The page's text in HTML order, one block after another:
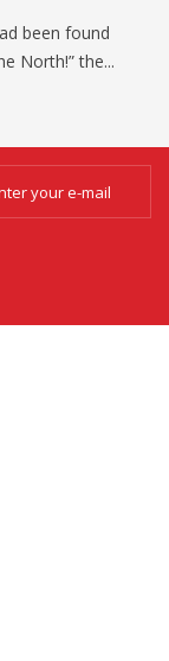
been found
North!” the...